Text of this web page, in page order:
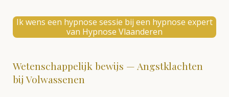
Ik wens een hypnose sessie bij een hypnose expert
van Hypnose Vlaanderen
Wetenschappelijk bewijs — Angstklachten
bij Volwassenen